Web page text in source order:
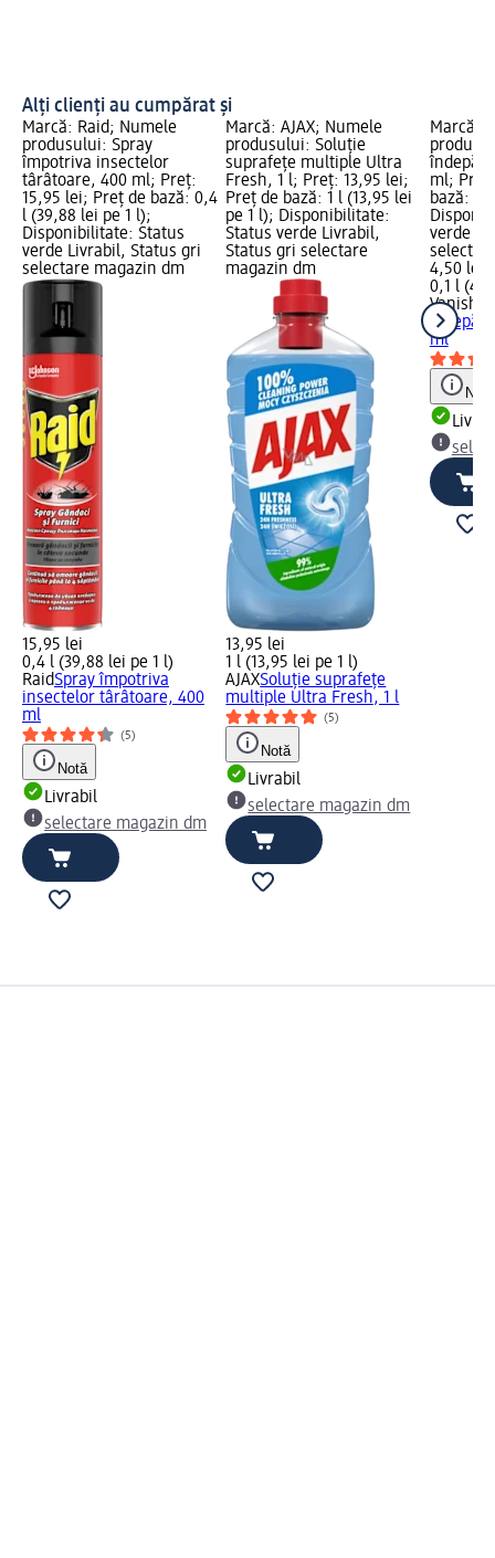
Alți clienți au cumpărat și
Marcă: Raid; Numele
produsului: Spray
împotriva insectelor
târâtoare, 400 ml; Preț:
15,95 lei; Preț de bază: 0,4
l (39,88 lei pe 1 l);
Disponibilitate: Status
verde Livrabil, Status gri
selectare magazin dm
15,95 lei
0,4 l (39,88 lei pe 1 l)
RaidSpray împotriva
insectelor târâtoare, 400
ml
(5)
Notă
Livrabil
selectare magazin dm
Marcă: AJAX; Numele
produsului: Soluție
suprafețe multiple Ultra
Fresh, 1 l; Preț: 13,95 lei;
Preț de bază: 1 l (13,95 lei
pe 1 l); Disponibilitate:
Status verde Livrabil,
Status gri selectare
magazin dm
13,95 lei
1 l (13,95 lei pe 1 l)
AJAXSoluție suprafețe
multiple Ultra Fresh, 1 l
(5)
Notă
Livrabil
selectare magazin dm
Marcă:
ml;
bază:
verde
4,50 lei
0,1 l
Vanish
ml
Notă